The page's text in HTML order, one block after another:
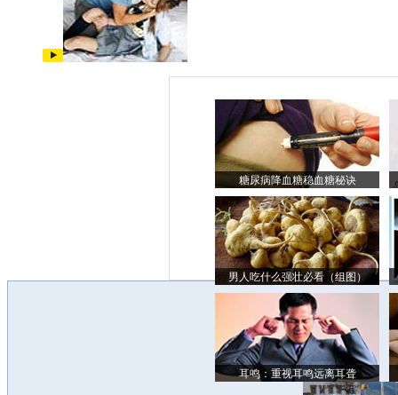
糖尿病降血糖稳血糖秘诀
男人吃什么强壮必看（组图）
耳鸣：重视耳鸣远离耳聋